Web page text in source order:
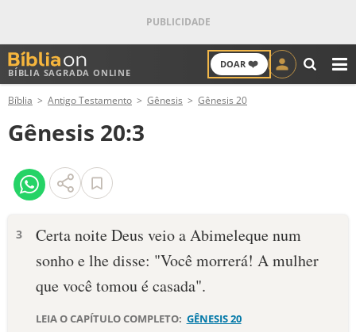
BÍBLIA SAGRADA ONLINE
DOAR ❤️
ANTIGO TESTAMENTO
NOVO TESTAMENTO
VERSÍCULOS
PALAVRA DO DIA
Bíblia Antigo Testamento Gênesis Gênesis 20
Gênesis 20:3
3
Certa noite Deus veio a Abimeleque num
sonho e lhe disse: "Você morrerá! A mulher
que você tomou é casada".
LEIA O CAPÍTULO COMPLETO: GÊNESIS 20